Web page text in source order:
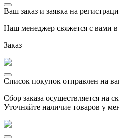
Ваш заказ и заявка на
Наш менеджер свяжется с вами
Заказ
Список покупок отправлен на
Сбор заказа осуществляется на
Уточняйте наличие товаров у